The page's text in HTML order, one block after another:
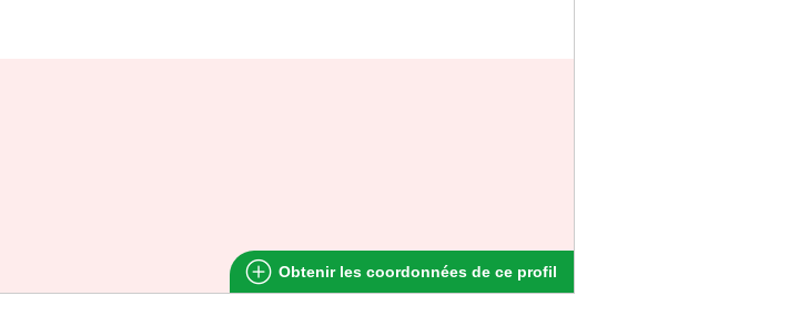
Obtenir les coordonnées de ce profil